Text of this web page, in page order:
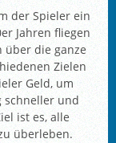
der Spieler ein
Jahren fliegen
über die ganze
Zielen
Geld, um
schneller und
ist es, alle
überleben.